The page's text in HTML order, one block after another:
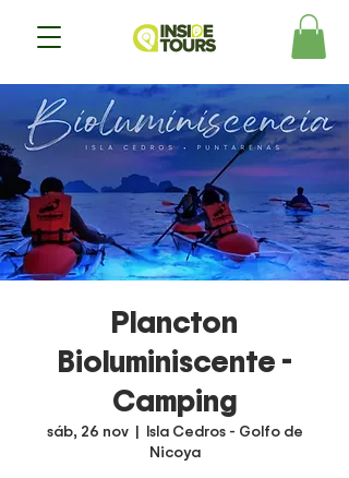
Plancton
Bioluminiscente -
Camping
sáb, 26 nov
  |
Isla Cedros - Golfo de
Nicoya